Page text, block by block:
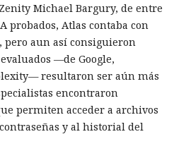
Michael Bargury, de entre
probados, Atlas contaba con
pero aun así consiguieron
—de Google,
resultaron ser aún más
encontraron
permiten acceder a archivos
y al historial del